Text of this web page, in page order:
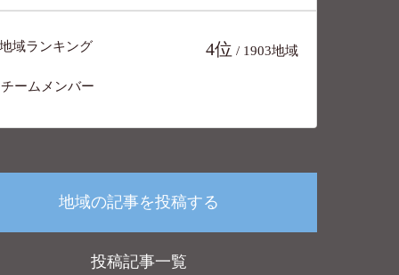
地域ランキング 4位 / 1903地域
チームメンバー
地域の記事を投稿する
投稿記事一覧